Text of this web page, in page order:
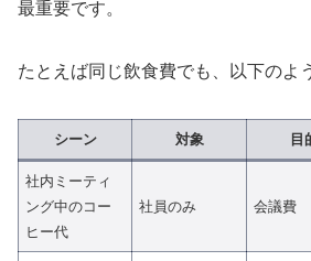
最重要です。
たとえば同じ飲食費でも、以下のよ
シーン 対象 目
社内ミーティ
ング中のコー
ヒー代
社員のみ 会議費